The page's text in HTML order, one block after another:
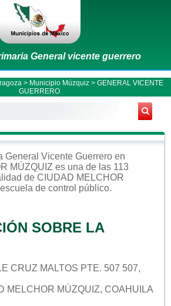
General vicente guerrero
> Municipio Múzquiz> GENERAL VICENTE
GUERRERO
General Vicente Guerrero en
MÚZQUIZ es una de las 113
de CIUDAD MELCHOR
de control público.
SOBRE LA
CRUZ MALTOS PTE. 507 507,
MELCHOR MÚZQUIZ, COAHUILA